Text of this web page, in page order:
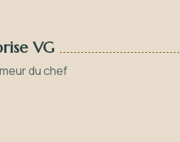
VG
du chef